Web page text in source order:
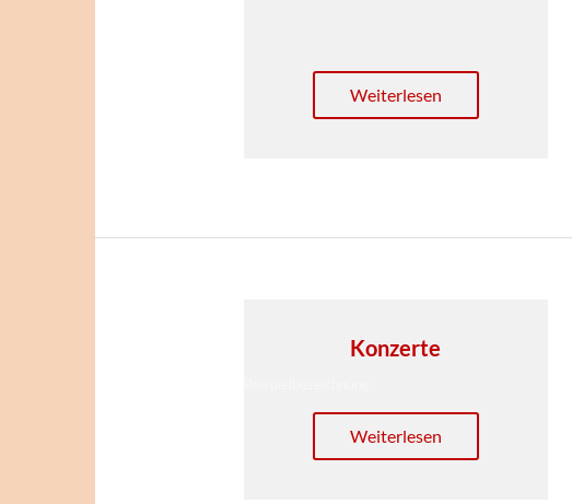
Weiterlesen
Konzerte
Weiterlesen